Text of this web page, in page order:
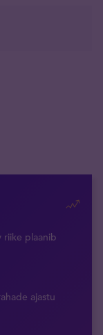
riike plaanib
ajastu